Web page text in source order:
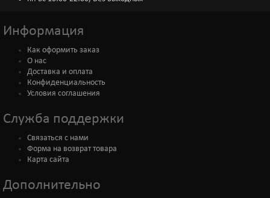
Информация
Как оформить заказ
О нас
Доставка и оплата
Конфиденциальность
Условия соглашения
Служба поддержки
Связаться с нами
Форма на возврат товара
Карта сайта
Дополнительно